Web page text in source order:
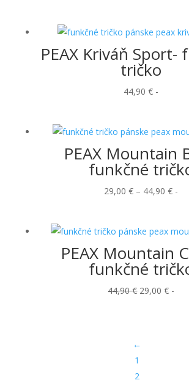
PEAX Kriváň Sport-
tričko
44,90€ -
PEAX Mountain
funkčné
29,00€ – 44,90€Price
-
PEAX Mountain
funkčné
44,90€ Pôvodná
29,00€ -
←
1
2